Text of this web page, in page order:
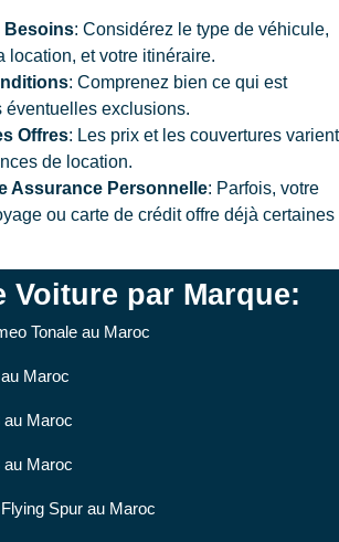
Besoins: Considérez le type de véhicule,
location, et votre itinéraire.
: Comprenez bien ce qui est
éventuelles exclusions.
Offres: Les prix et les couvertures varient
de location.
Assurance Personnelle: Parfois, votre
ou carte de crédit offre déjà certaines
Voiture par Marque:
Tonale au Maroc
Maroc
au Maroc
au Maroc
Spur au Maroc